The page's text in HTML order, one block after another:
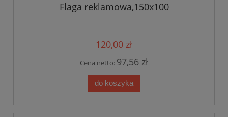
Flaga reklamowa,150x100
120,00 zł
Cena netto: 97,56 zł
do koszyka